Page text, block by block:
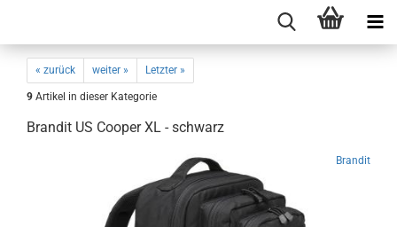
« zurück weiter » Letzter »
9 Artikel in dieser Kategorie
Brandit US Cooper XL - schwarz
Brandit